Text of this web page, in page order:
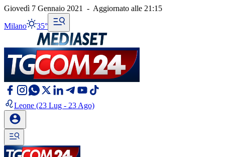
Giovedì 7 Gennaio 2021 - Aggiornato alle 21:15
Milano 35°
Leone (23 Lug - 23 Ago)